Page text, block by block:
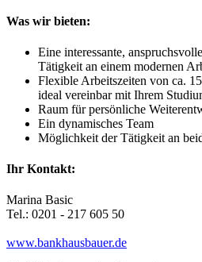
Was wir bieten:
Eine interessante,
Tätigkeit an einem modernen
Flexible Arbeitszeiten von ca.
ideal vereinbar mit Ihrem
Raum für persönliche
Ein dynamisches Team
Möglichkeit der Tätigkeit an
Ihr Kontakt:
Marina Basic
Tel.: 0201 - 217 605 50
www.bankhausbauer.de